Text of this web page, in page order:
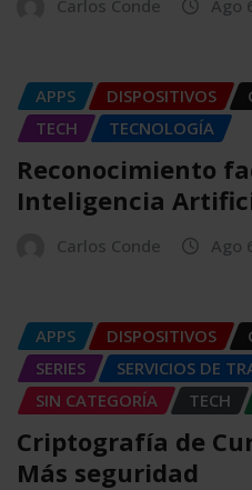
Carlos Conde Ago
APPS DISPOSITIVOS
TECH
TECNOLOGÍA
Reconocimiento
Inteligencia
Carlos Conde Ago
APPS DISPOSITIVOS
SERIES
SERVICIOS DE
SIN CATEGORÍA
TECH
Criptografía de
Más seguridad